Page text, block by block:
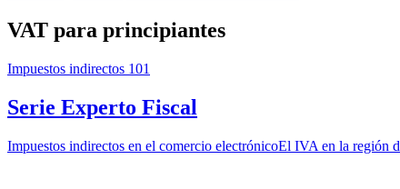
VAT para principiantes
Impuestos indirectos 101
Serie Experto Fiscal
Impuestos indirectos en el comercio electrónicoEl IVA en la región